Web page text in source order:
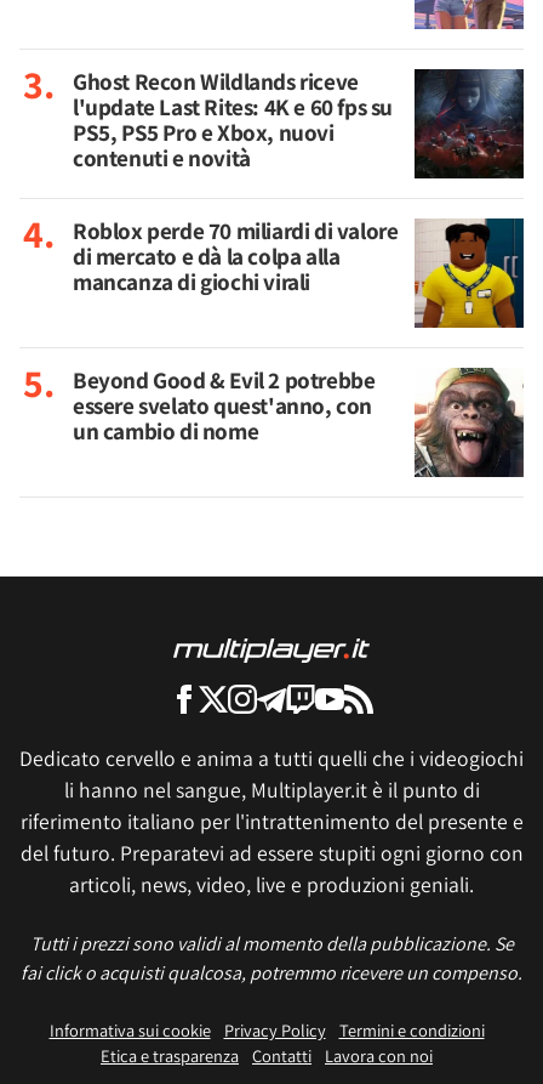
Ghost Recon Wildlands riceve
l'update Last Rites: 4K e 60 fps su
PS5, PS5 Pro e Xbox, nuovi
contenuti e novità
Roblox perde 70 miliardi di valore
di mercato e dà la colpa alla
mancanza di giochi virali
Beyond Good & Evil 2 potrebbe
essere svelato quest'anno, con
un cambio di nome
Dedicato cervello e anima a tutti quelli che i videogiochi
li hanno nel sangue, Multiplayer.it è il punto di
riferimento italiano per l'intrattenimento del presente e
del futuro. Preparatevi ad essere stupiti ogni giorno con
articoli, news, video, live e produzioni geniali.
Tutti i prezzi sono validi al momento della pubblicazione. Se
fai click o acquisti qualcosa, potremmo ricevere un compenso.
Informativa sui cookie Privacy Policy
Termini e condizioni
Etica e trasparenza Contatti
Lavora con noi